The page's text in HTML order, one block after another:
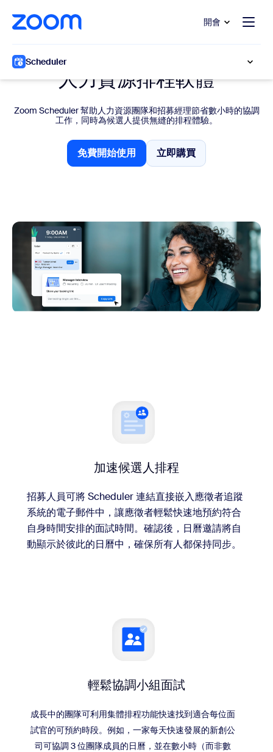
至主要內容
至協助聊天 開會
Scheduler
人力資源排程軟體
Zoom Scheduler 幫助人力資源團隊和招募經理節省數小時的協調
工作，同時為候選人提供無縫的排程體驗。
免費開始使用
免費開始使用
立即購買
立即購買
加速候選人排程
招募人員可將 Scheduler 連結直接嵌入應徵者追蹤
系統的電子郵件中，讓應徵者輕鬆快速地預約符合
自身時間安排的面試時間。確認後，日曆邀請將自
動顯示於彼此的日曆中，確保所有人都保持同步。
輕鬆協調小組面試
成長中的團隊可利用集體排程功能快速找到適合每位面
試官的可預約時段。例如，一家每天快速發展的新創公
司可協調 3 位團隊成員的日曆，並在數小時（而非數